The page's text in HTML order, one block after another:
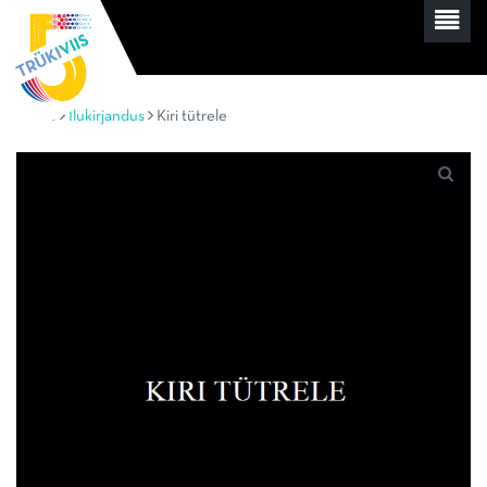
Ilukirjandus Kiri tütrele